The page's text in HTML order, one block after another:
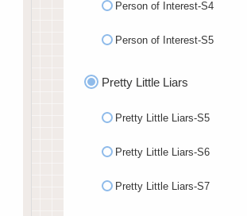
Person of Interest-S4
Person of Interest-S5
Pretty Little Liars
Pretty Little Liars-S5
Pretty Little Liars-S6
Pretty Little Liars-S7